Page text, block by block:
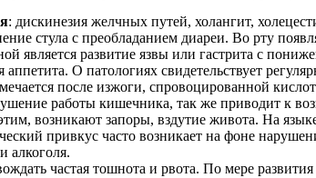
: дискинезия желчных путей, холангит,
стула с преобладанием диареи. Во рту
является развитие язвы или гастрита с
О патологиях свидетельствует
после изжоги, спровоцированной
работы кишечника, так же приводит к
возникают запоры, вздутие живота. На
привкус часто возникает на фоне
алкоголя.
частая тошнота и рвота. По мере